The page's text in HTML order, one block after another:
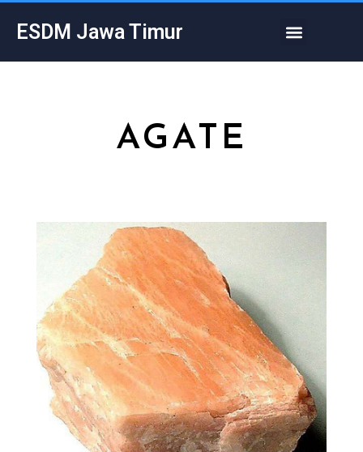
ESDM Jawa Timur Menu
AGATE